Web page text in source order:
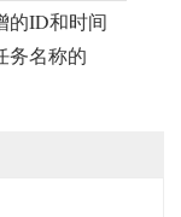
的ID和时间
务名称的